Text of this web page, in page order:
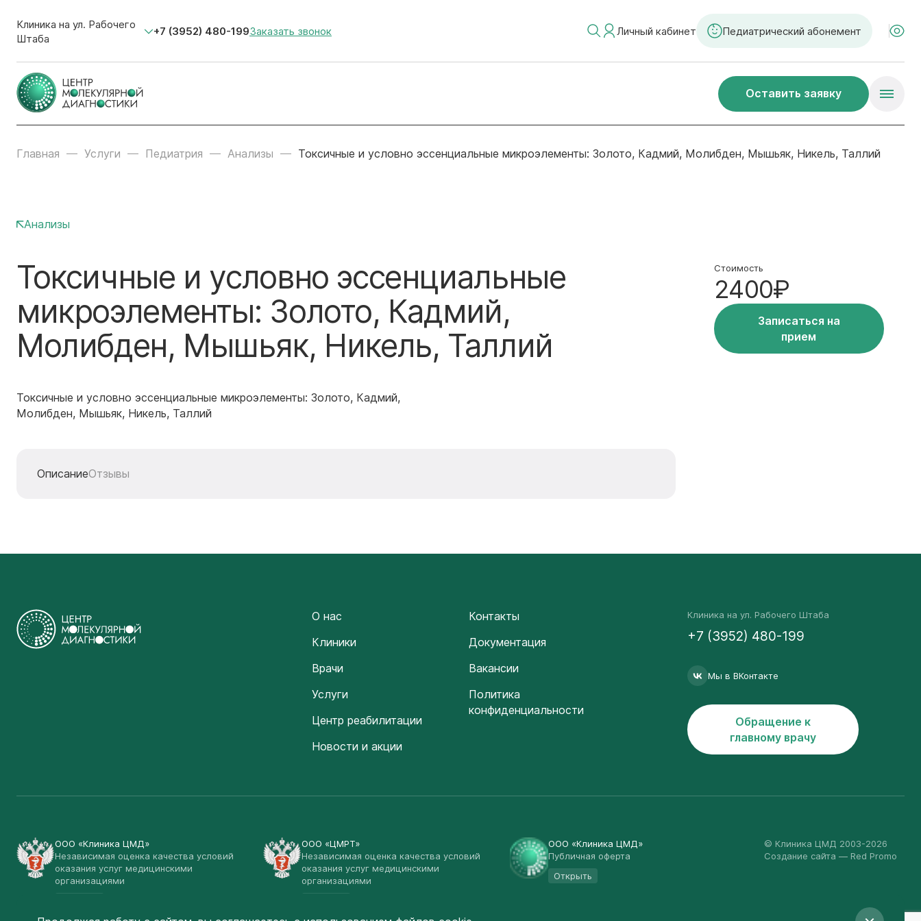
Клиника на ул. Рабочего
Штаба
+7 (3952) 480-199Заказать звонок Личный кабинет Педиатрический абонемент
Оставить заявку
Главная Услуги Педиатрия Анализы Токсичные и условно эссенциальные микроэлементы: Золото, Кадмий, Молибден, Мышьяк, Никель, Таллий
Анализы
Токсичные и условно эссенциальные
микроэлементы: Золото, Кадмий,
Молибден, Мышьяк, Никель, Таллий
Токсичные и условно эссенциальные микроэлементы: Золото, Кадмий,
Молибден, Мышьяк, Никель, Таллий
ОписаниеОтзывы
Стоимость
2400₽
Записаться на
прием
О нас
Клиники
Врачи
Услуги
Центр реабилитации
Новости и акции
Контакты
Документация
Вакансии
Политика
конфиденциальности
Клиника на ул. Рабочего Штаба
+7 (3952) 480-199
Мы в ВКонтакте
Обращение к
главному врачу
ООО «Клиника ЦМД»
Независимая оценка качества условий
оказания услуг медицинскими
организациями
ООО «ЦМРТ»
Независимая оценка качества условий
оказания услуг медицинскими
организациями
ООО «Клиника ЦМД»
Публичная оферта
Открыть
© Клиника ЦМД 2003-2026
Создание сайта — Red Promo